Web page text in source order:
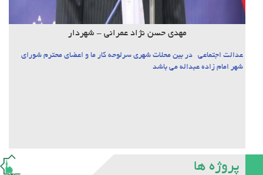
مهدی حسن نژاد عمرانی - شهردار
عدالت اجتماعی در بین محلات شهری سرلوحه کار ما و اعضای محترم شورای
شهر امام زاده عبداله می باشد
پروژه ها